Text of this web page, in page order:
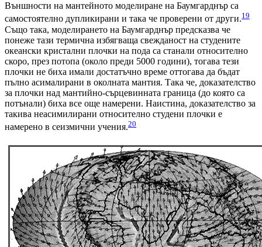
Външности на мантейното моделиране на Баумгарднър са
самостоятелно дупликирани и така че проверени от други.19
Също така, моделирането на Баумгарднър предсказва че
понеже тази термична избягваща свежданост на студените
океански кристални плочки на пода са станали относително
скоро, през потопа (около преди 5000 години), тогава тези
плочки не биха имали достатъчно време оттогава да бъдат
пълно асималирани в околната мантия. Така че, доказателство
за плочки над мантийно-сърцевинната граница (до която са
потънали) биха все още намерени. Наистина, доказателство за
такива неасимилирани относително студени плочки е
намерено в сеизмични учения.20